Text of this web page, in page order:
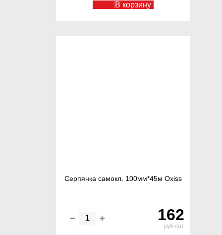
В корзину
Серпянка самокл. 100мм*45м Oxiss
162
руб./шт